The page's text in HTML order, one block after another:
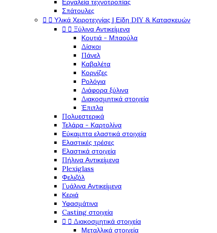
Εργαλεία τεχνοτροπίας
Σπάτουλες
  Υλικά Χειροτεχνίας | Είδη DIY & Κατασκευών
  Ξύλινα Αντικείμενα
Κουτιά - Μπαούλα
Δίσκοι
Πάνελ
Καβαλέτα
Κορνίζες
Ρολόγια
Διάφορα ξύλινα
Διακοσμητικά στοιχεία
Έπιπλα
Πολυεστερικά
Τελάρα - Καρτολίνα
Εύκαμπτα ελαστικά στοιχεία
Ελαστικές τρέσες
Ελαστικά στοιχεία
Πήλινα Αντικείμενα
Plexiglass
Φελιζόλ
Γυάλινα Αντικείμενα
Κεριά
Υφασμάτινα
Casting στοιχεία
  Διακοσμητικά στοιχεία
Μεταλλικά στοιχεία